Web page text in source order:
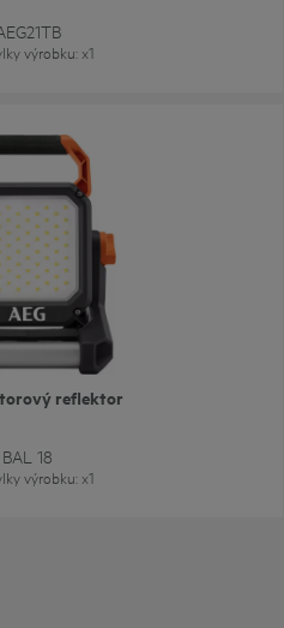
výrobku: x1
reflektor
BAL 18
výrobku: x1